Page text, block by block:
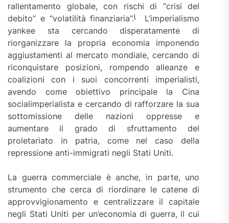
rallentamento globale, con rischi di “crisi del
debito” e “volatilità finanziaria”.iL’imperialismo
yankee sta cercando disperatamente di
riorganizzare la propria economia imponendo
aggiustamenti al mercato mondiale, cercando di
riconquistare posizioni, rompendo alleanze e
coalizioni con i suoi concorrenti imperialisti,
avendo come obiettivo principale la Cina
socialimperialista e cercando di rafforzare la sua
sottomissione delle nazioni oppresse e
aumentare il grado di sfruttamento del
proletariato in patria, come nel caso della
repressione anti-immigrati negli Stati Uniti.
La guerra commerciale è anche, in parte, uno
strumento che cerca di riordinare le catene di
approvvigionamento e centralizzare il capitale
negli Stati Uniti per un’economia di guerra, il cui